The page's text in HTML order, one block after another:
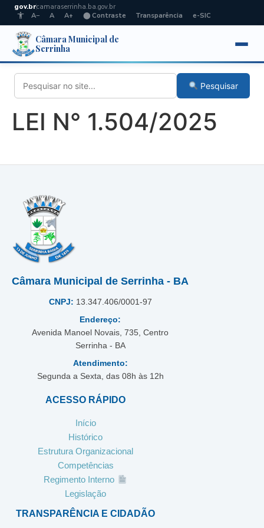
gov.brcamaraserrinha.ba.gov.br
A−
A A+ ⬤ Contraste Transparência e-SIC
Câmara Municipal de
Serrinha
Pesquisar
LEI N° 1.504/2025
Câmara Municipal de Serrinha - BA
CNPJ: 13.347.406/0001-97
Endereço:
Avenida Manoel Novais, 735, Centro
Serrinha - BA
Atendimento:
Segunda a Sexta, das 08h às 12h
ACESSO RÁPIDO
Início
Histórico
Estrutura Organizacional
Competências
Regimento Interno
Legislação
TRANSPARÊNCIA E CIDADÃO